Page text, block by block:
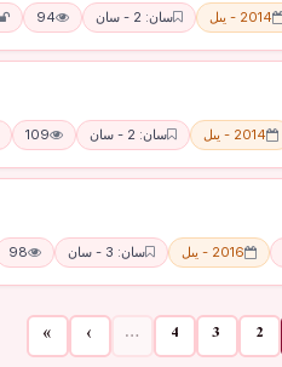
2014 - يىل سان: 2 - سان 94
2014 - يىل سان: 2 - سان 109
2016 - يىل سان: 3 - سان 98
2
3
4
…
›
»